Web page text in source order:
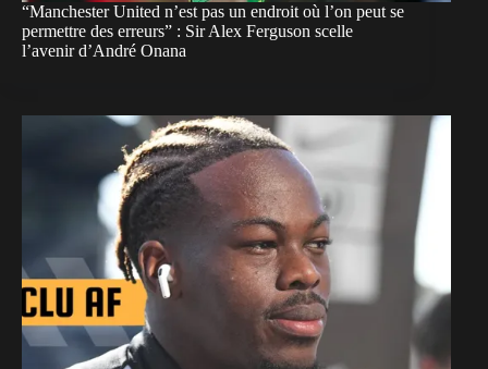
“Manchester United n’est pas un endroit où l’on peut se
permettre des erreurs” : Sir Alex Ferguson scelle
l’avenir d’André Onana